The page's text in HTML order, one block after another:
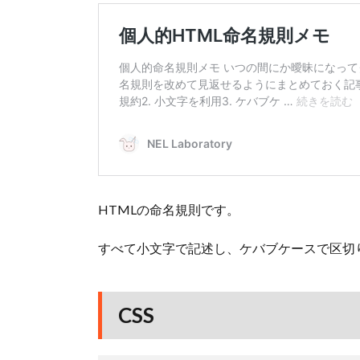
HTMLの命名規則です。
すべて小文字で記述し、ケバブケースで区切
CSS